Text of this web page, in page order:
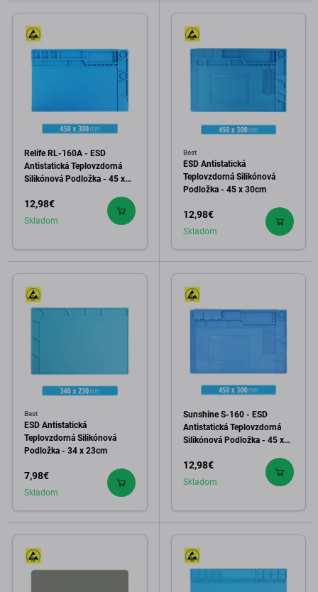
Relife RL-160A - ESD
Antistatická Teplovzdorná
Silikónová Podložka - 45 x
12,98€
Skladom
Best
ESD Antistatická
Teplovzdorná Silikónová
Podložka - 45 x 30cm
12,98€
Skladom
Best
ESD Antistatická
Teplovzdorná Silikónová
Podložka - 34 x 23cm
7,98€
Skladom
Sunshine S-160 - ESD
Antistatická Teplovzdorná
Silikónová Podložka - 45 x
12,98€
Skladom